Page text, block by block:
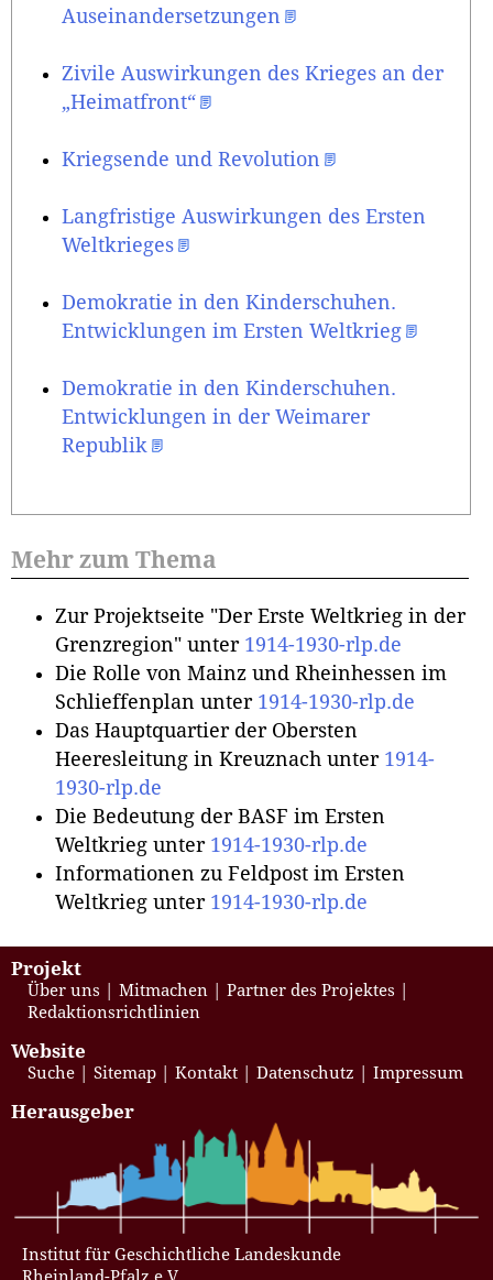
Auseinandersetzungen
Zivile Auswirkungen des Krieges an der
„Heimatfront“
Kriegsende und Revolution
Langfristige Auswirkungen des Ersten
Weltkrieges
Demokratie in den Kinderschuhen.
Entwicklungen im Ersten Weltkrieg
Demokratie in den Kinderschuhen.
Entwicklungen in der Weimarer
Republik
Mehr zum Thema
Zur Projektseite "Der Erste Weltkrieg in der
Grenzregion" unter 1914-1930-rlp.de
Die Rolle von Mainz und Rheinhessen im
Schlieffenplan unter 1914-1930-rlp.de
Das Hauptquartier der Obersten
Heeresleitung in Kreuznach unter 1914-
1930-rlp.de
Die Bedeutung der BASF im Ersten
Weltkrieg unter 1914-1930-rlp.de
Informationen zu Feldpost im Ersten
Weltkrieg unter 1914-1930-rlp.de
Projekt
Über uns Mitmachen
Partner des Projektes
Redaktionsrichtlinien
Website
Suche Sitemap Kontakt Datenschutz Impressum
Herausgeber
Institut für Geschichtliche Landeskunde